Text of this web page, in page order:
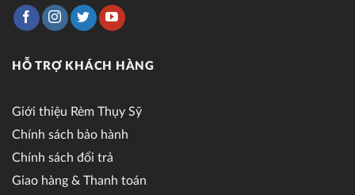
HỖ TRỢ KHÁCH HÀNG
Giới thiệu Rèm Thụy Sỹ
Chính sách bảo hành
Chính sách đổi trả
Giao hàng & Thanh toán